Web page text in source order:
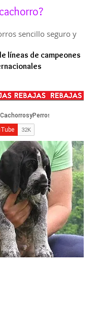
sencillo seguro y
líneas de campeones